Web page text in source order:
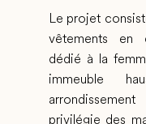
Le projet
vêtements en
dédié à la
immeuble
privilégie des